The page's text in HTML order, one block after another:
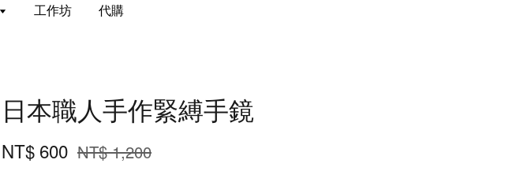
工作坊 代購
日本職人手作緊縛手鏡
NT$ 600 NT$ 1,200